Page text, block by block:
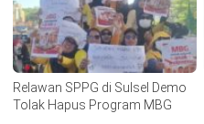
Relawan SPPG di Sulsel Demo
Tolak Hapus Program MBG